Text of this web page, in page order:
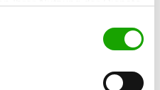
weiterhin nutzen.
Details